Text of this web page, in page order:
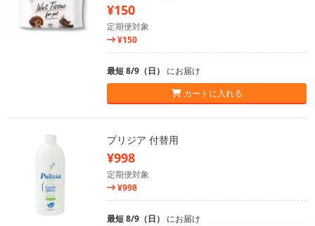
¥150
定期便対象
¥150
最短 8/9（日） にお届け
カートに入れる
プリジア 付替用
¥998
定期便対象
¥998
最短 8/9（日） にお届け